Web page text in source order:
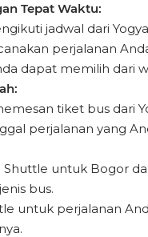
Tepat Waktu:
jadwal dari
perjalanan
dapat memilih
tiket bus dari
perjalanan yang
untuk Bogor
bus.
untuk perjalanan